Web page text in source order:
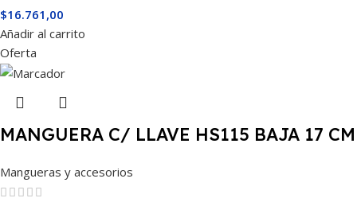
$16.761,00
Añadir al carrito
Oferta
MANGUERA C/ LLAVE HS115 BAJA 17 CM
Mangueras y accesorios